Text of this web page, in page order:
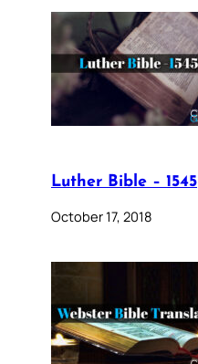
Luther Bible – 1545
October 17, 2018